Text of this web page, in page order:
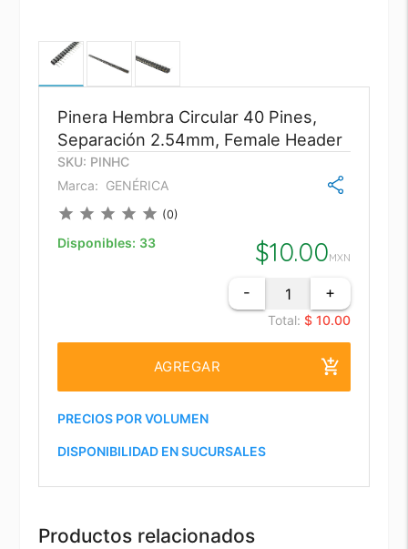
Pinera Hembra Circular 40 Pines,
Separación 2.54mm, Female Header
SKU: PINHC
Marca: GENÉRICA
star star star star star (0)
Disponibles: 33 $10.00MXN
- +
Total: $ 10.00
AGREGAR add_shopping_cart
PRECIOS POR VOLUMEN
DISPONIBILIDAD EN SUCURSALES
Productos relacionados